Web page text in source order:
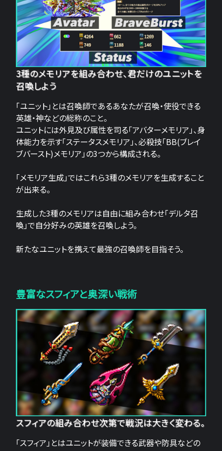
3種のメモリアを組み合わせ、君だけのユニットを
召喚しよう
「ユニット」とは召喚師であるあなたが召喚・使役できる
英雄・神などの総称のこと。
ユニットには外見及び属性を司る「アバターメモリア」、身
体能力を示す「ステータスメモリア」、必殺技「BB(ブレイ
ブバースト)メモリア」の3つから構成される。
「メモリア生成」ではこれら3種のメモリアを生成すること
が出来る。
生成した3種のメモリアは自由に組み合わせ「デルタ召
喚」で自分好みの英雄を召喚しよう。
新たなユニットを携えて最強の召喚師を目指そう。
豊富なスフィアと奥深い戦術
スフィアの組み合わせ次第で戦況は大きく変わる。
「スフィア」とはユニットが装備できる武器や防具などの